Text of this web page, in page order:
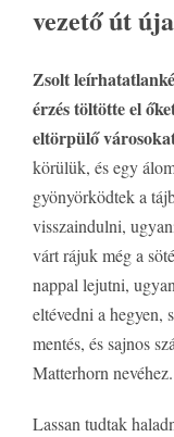
vezető út
Zsolt
érzés töltötte el
eltörpülő
körülük, és egy
gyönyörködtek a
visszaindulni,
várt rájuk még a
nappal lejutni,
eltévedni a hegyen,
mentés, és sajnos
Matterhorn nevéhez.
Lassan tudtak